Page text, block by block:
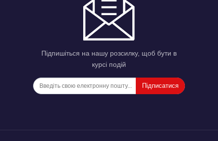
Підпишіться на нашу розсилку, щоб бути в
курсі подій
Підписатися